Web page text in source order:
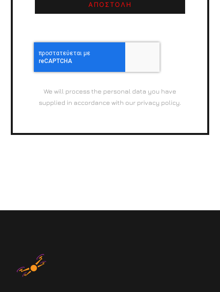
ΑΠΟΣΤΟΛΗ
We will process the personal data you have
supplied in accordance with our privacy policy.